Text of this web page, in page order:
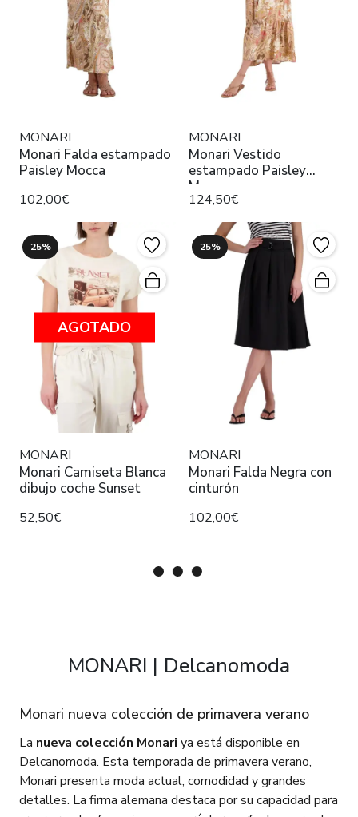
MONARI
Monari Falda estampado
Paisley Mocca
102,00€
MONARI
Monari Vestido
estampado Paisley
Mocca
124,50€
25%
AGOTADO
MONARI
Monari Camiseta Blanca
dibujo coche Sunset
52,50€
25%
MONARI
Monari Falda Negra con
cinturón
102,00€
MONARI | Delcanomoda
Monari nueva colección de primavera verano
La nueva colección Monari ya está disponible en
Delcanomoda. Esta temporada de primavera verano,
Monari presenta moda actual, comodidad y grandes
detalles. La firma alemana destaca por su capacidad para